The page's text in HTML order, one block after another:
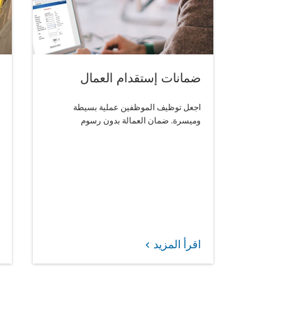
ضمانات إستقدام العمال
اجعل توظيف الموظفين عملية بسيطة
وميسرة. ضمان العمالة بدون رسوم
اقرأ المزيد